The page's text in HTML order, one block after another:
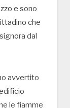
e sono
che
dal
avvertito
le fiamme